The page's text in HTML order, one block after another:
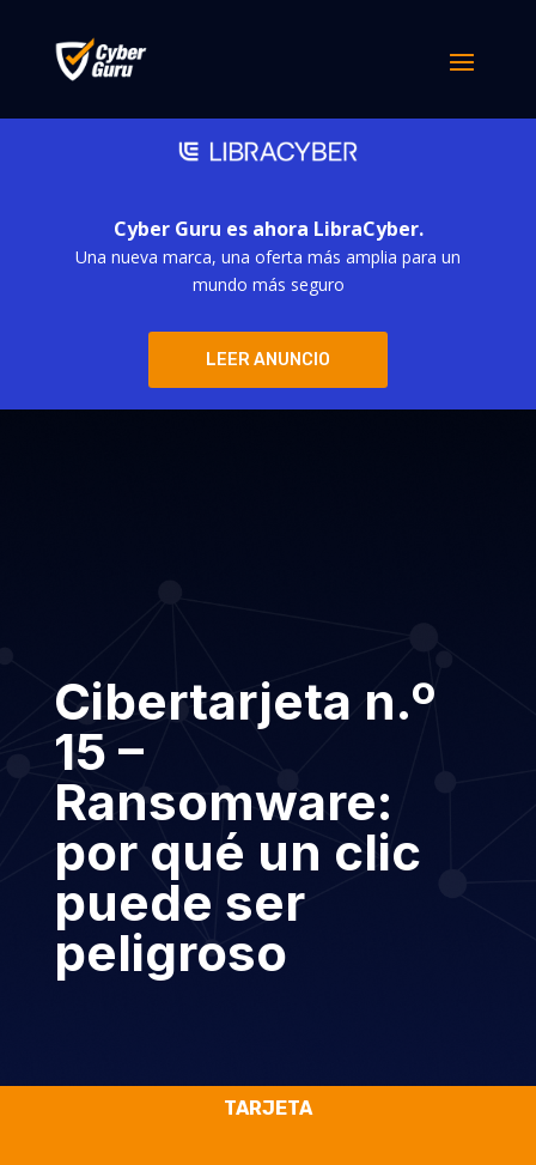
Cyber Guru es ahora LibraCyber.
Una nueva marca, una oferta más amplia para un
mundo más seguro
LEER ANUNCIO
Cibertarjeta n.º
15 –
Ransomware:
por qué un clic
puede ser
peligroso
TARJETA